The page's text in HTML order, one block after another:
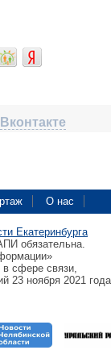
Вконтакте
О нас
Екатеринбурга
обязательна.
в сфере связи,
23 ноября 2021